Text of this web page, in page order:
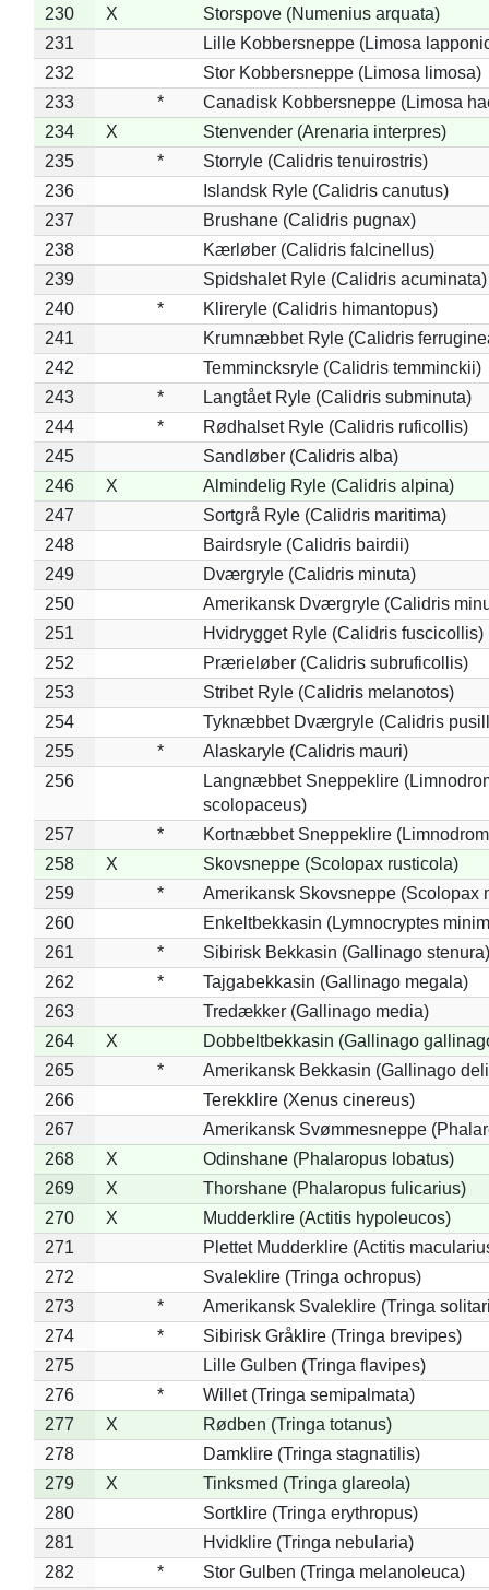
230 X
Storspove (Numenius arquata)
231
Lille Kobbersneppe (Limosa
232
Stor Kobbersneppe (Limosa limosa)
233
*
Canadisk Kobbersneppe (Limosa
234
X
Stenvender (Arenaria interpres)
235
*
Storryle (Calidris tenuirostris)
236
Islandsk Ryle (Calidris canutus)
237
Brushane (Calidris pugnax)
238
Kærløber (Calidris falcinellus)
239
Spidshalet Ryle (Calidris acuminata)
240
*
Klireryle (Calidris himantopus)
241
Krumnæbbet Ryle (Calidris
242
Temmincksryle (Calidris temminckii)
243
*
Langtået Ryle (Calidris subminuta)
244
*
Rødhalset Ryle (Calidris ruficollis)
245
Sandløber (Calidris alba)
246
X
Almindelig Ryle (Calidris alpina)
247
Sortgrå Ryle (Calidris maritima)
248
Bairdsryle (Calidris bairdii)
249
Dværgryle (Calidris minuta)
250
Amerikansk Dværgryle (Calidris
251
Hvidrygget Ryle (Calidris fuscicollis)
252
Prærieløber (Calidris subruficollis)
253
Stribet Ryle (Calidris melanotos)
254
Tyknæbbet Dværgryle (Calidris
255
*
Alaskaryle (Calidris mauri)
256
Langnæbbet Sneppeklire
scolopaceus)
257
*
Kortnæbbet Sneppeklire
258
X
Skovsneppe (Scolopax rusticola)
259
*
Amerikansk Skovsneppe (Scolopax
260
Enkeltbekkasin (Lymnocryptes
261
*
Sibirisk Bekkasin (Gallinago stenura)
262
*
Tajgabekkasin (Gallinago megala)
263
Tredækker (Gallinago media)
264
X
Dobbeltbekkasin (Gallinago
265
*
Amerikansk Bekkasin (Gallinago
266
Terekklire (Xenus cinereus)
267
Amerikansk Svømmesneppe
268
X
Odinshane (Phalaropus lobatus)
269
X
Thorshane (Phalaropus fulicarius)
270
X
Mudderklire (Actitis hypoleucos)
271
Plettet Mudderklire (Actitis
272
Svaleklire (Tringa ochropus)
273
*
Amerikansk Svaleklire (Tringa
274
*
Sibirisk Gråklire (Tringa brevipes)
275
Lille Gulben (Tringa flavipes)
276
*
Willet (Tringa semipalmata)
277
X
Rødben (Tringa totanus)
278
Damklire (Tringa stagnatilis)
279
X
Tinksmed (Tringa glareola)
280
Sortklire (Tringa erythropus)
281
Hvidklire (Tringa nebularia)
282
*
Stor Gulben (Tringa melanoleuca)